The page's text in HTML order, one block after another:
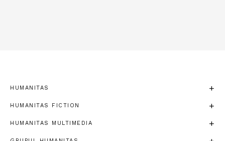
HUMANITAS
HUMANITAS FICTION
HUMANITAS MULTIMEDIA